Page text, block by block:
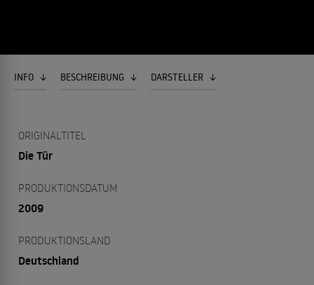
INFO BESCHREIBUNG DARSTELLER
ORIGINALTITEL
Die Tür
PRODUKTIONSDATUM
2009
PRODUKTIONSLAND
Deutschland